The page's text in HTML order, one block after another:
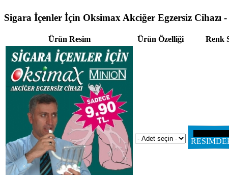
Sigara İçenler İçin Oksimax Akciğer Egzersiz Cihazı -
Ürün Resim Ürün Özelliği Renk